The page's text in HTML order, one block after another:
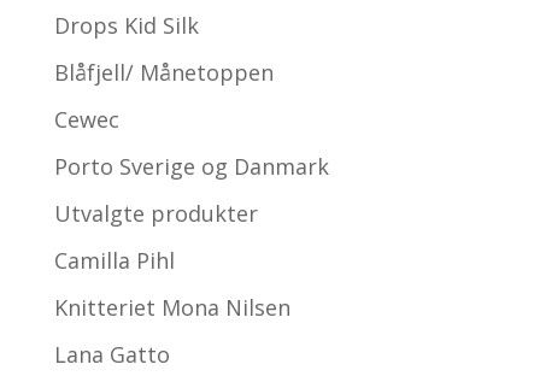
Drops Kid Silk
Blåfjell/ Månetoppen
Cewec
Porto Sverige og Danmark
Utvalgte produkter
Camilla Pihl
Knitteriet Mona Nilsen
Lana Gatto